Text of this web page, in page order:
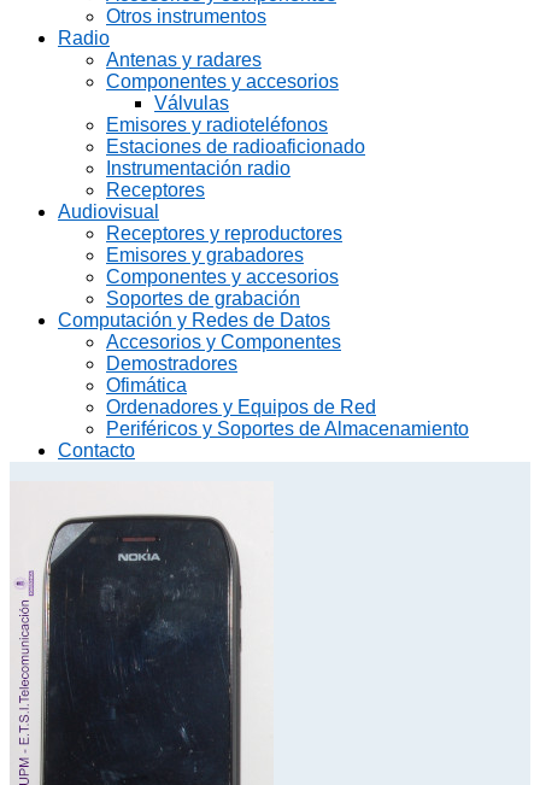
Otros instrumentos
Radio
Antenas y radares
Componentes y accesorios
Válvulas
Emisores y radioteléfonos
Estaciones de radioaficionado
Instrumentación radio
Receptores
Audiovisual
Receptores y reproductores
Emisores y grabadores
Componentes y accesorios
Soportes de grabación
Computación y Redes de Datos
Accesorios y Componentes
Demostradores
Ofimática
Ordenadores y Equipos de Red
Periféricos y Soportes de Almacenamiento
Contacto